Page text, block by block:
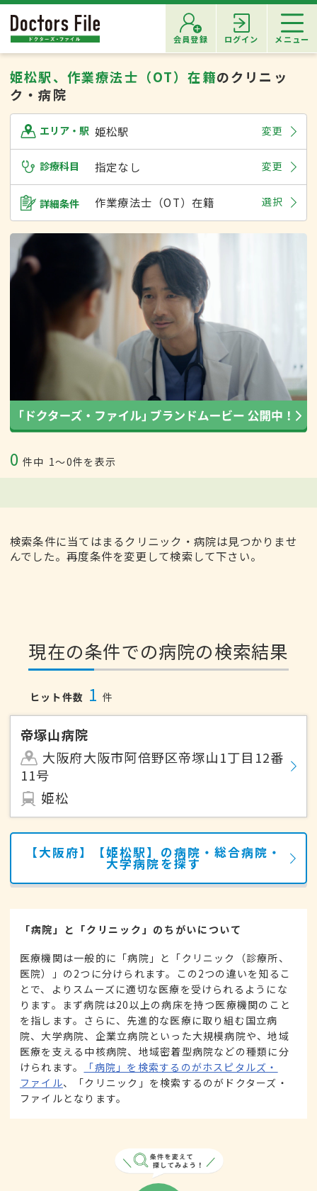
会員登録 ログイン メニュー
姫松駅、作業療法士（OT）在籍のクリニッ
ク・病院
エリア・駅 姫松駅 変更
診療科目 指定なし 変更
詳細条件 作業療法士（OT）在籍 選択
0 件中 1〜0件を表示
検索条件に当てはまるクリニック・病院は見つかりませ
んでした。再度条件を変更して検索して下さい。
現在の条件での病院の検索結果
ヒット件数 1 件
帝塚山病院
大阪府大阪市阿倍野区帝塚山1丁目12番
11号
姫松
【大阪府】【姫松駅】の病院・総合病院・
大学病院を探す
「病院」と「クリニック」のちがいについて
医療機関は一般的に「病院」と「クリニック（診療所、
医院）」の2つに分けられます。この2つの違いを知るこ
とで、よりスムーズに適切な医療を受けられるようにな
ります。まず病院は20以上の病床を持つ医療機関のこと
を指します。さらに、先進的な医療に取り組む国立病
院、大学病院、企業立病院といった大規模病院や、地域
医療を支える中核病院、地域密着型病院などの種類に分
けられます。
「病院」を検索するのがホスピタルズ・
ファイル、「クリニック」を検索するのがドクターズ・
ファイルとなります。